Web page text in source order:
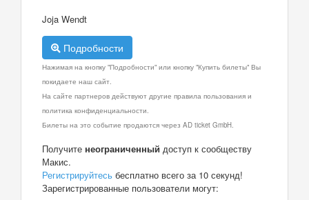
Joja Wendt
Подробности
Нажимая на кнопку "Подробности" или кнопку "Купить билеты" Вы
покидаете наш сайт.
На сайте партнеров действуют другие правила пользования и
политика конфиденциальности.
Билеты на это событие продаются через AD ticket GmbH.
Получите неограниченный доступ к сообществу
Макис.
Регистрируйтесь бесплатно всего за 10 секунд!
Зарегистрированные пользователи могут: